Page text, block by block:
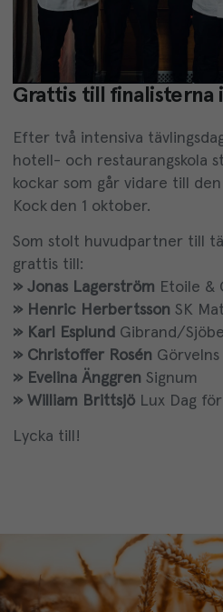
Grattis till finalisterna
Efter två intensiva
hotell- och restaurangskola
kockar som går vidare till
Kock den 1 oktober.
Som stolt huvudpartner till
grattis till:
» Jonas Lagerström Etoile &
» Henric Herbertsson SK
» Karl Esplund Gibrand/
» Christoffer Rosén
» Evelina Änggren Signum
» William Brittsjö Lux Dag
Lycka till!